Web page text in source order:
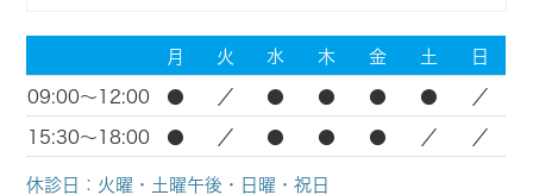
月 火 水 木 金 土 日
09:00～12:00 ● ／ ● ● ● ● ／
15:30～18:00 ● ／ ● ● ● ／ ／
休診日：火曜・土曜午後・日曜・祝日